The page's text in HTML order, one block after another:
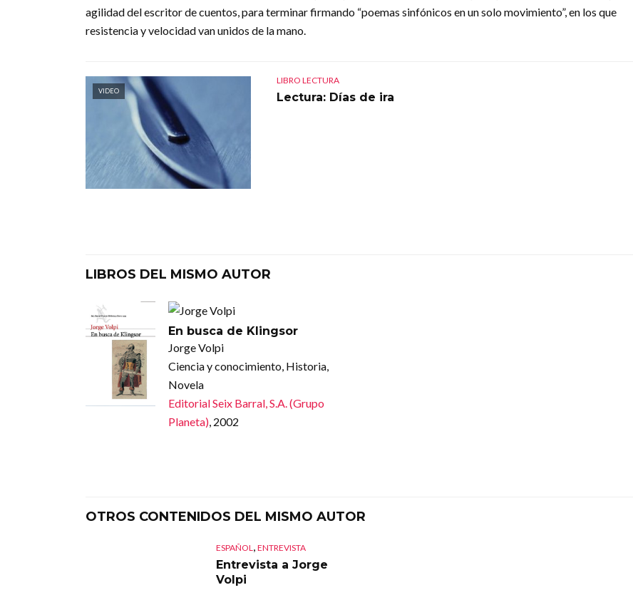
agilidad del escritor de cuentos, para terminar firmando “poemas sinfónicos en un solo movimiento”, en los que
resistencia y velocidad van unidos de la mano.
VIDEO
LIBRO LECTURA
Lectura: Días de ira
LIBROS DEL MISMO AUTOR
En busca de Klingsor
Jorge Volpi
Ciencia y conocimiento, Historia,
Novela
Editorial Seix Barral, S.A. (Grupo
Planeta), 2002
OTROS CONTENIDOS DEL MISMO AUTOR
ESPAÑOL, ENTREVISTA
Entrevista a Jorge
Volpi